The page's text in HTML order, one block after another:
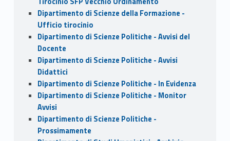
Dipartimento di Scienze della Formazione -
Ufficio tirocinio
Dipartimento di Scienze Politiche - Avvisi del
Docente
Dipartimento di Scienze Politiche - Avvisi
Didattici
Dipartimento di Scienze Politiche - In Evidenza
Dipartimento di Scienze Politiche - Monitor
Avvisi
Dipartimento di Scienze Politiche -
Prossimamente